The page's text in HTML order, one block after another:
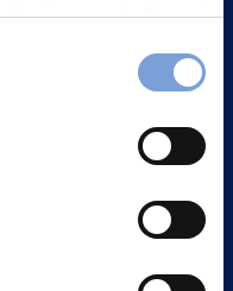
e come trattiamo i
sezione "Informativa